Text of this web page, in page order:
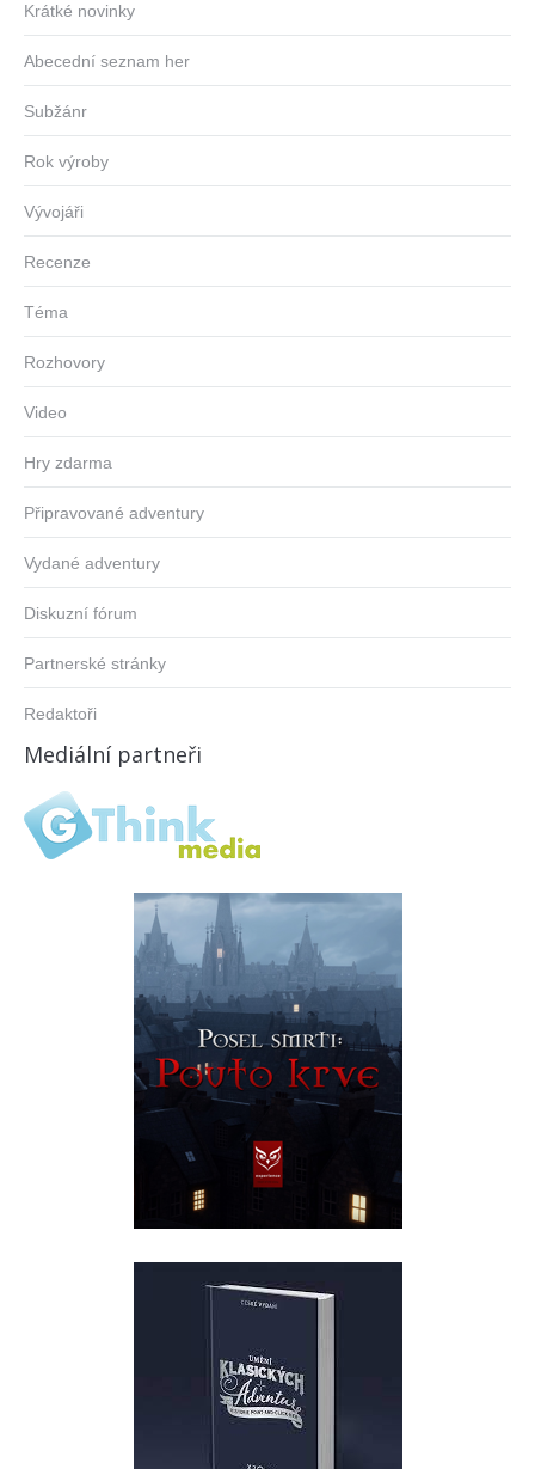
Krátké novinky
Abecední seznam her
Subžánr
Rok výroby
Vývojáři
Recenze
Téma
Rozhovory
Video
Hry zdarma
Připravované adventury
Vydané adventury
Diskuzní fórum
Partnerské stránky
Redaktoři
Mediální partneři